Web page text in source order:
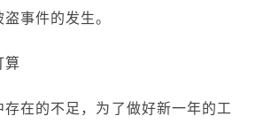
事件的发生。
的不足，为了做好新一年的工